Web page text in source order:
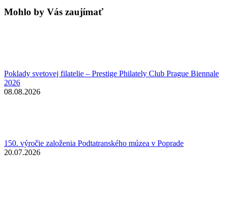
Mohlo by Vás zaujímať
Poklady svetovej filatelie – Prestige Philately Club Prague Biennale
2026
08.08.2026
150. výročie založenia Podtatranského múzea v Poprade
20.07.2026